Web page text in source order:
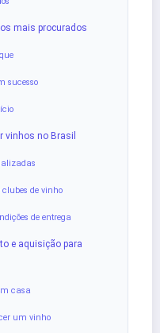
mais procurados
sucesso
vinhos no Brasil
clubes de vinho
de entrega
e aquisição para
casa
um vinho